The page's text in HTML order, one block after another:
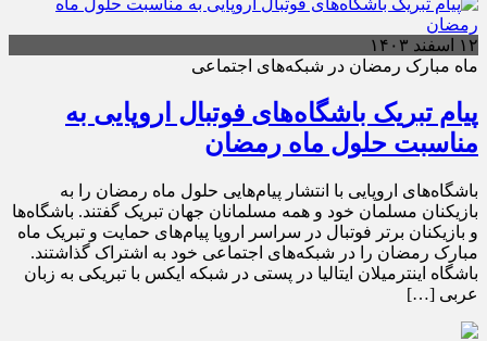
۱۲ اسفند ۱۴۰۳
ماه مبارک رمضان در شبکه‌های اجتماعی
پیام تبریک باشگاه‌های فوتبال اروپایی به
مناسبت حلول ماه رمضان
باشگاه‌های اروپایی با انتشار پیام‌هایی حلول ماه رمضان را به
بازیکنان مسلمان خود و همه مسلمانان جهان تبریک گفتند. باشگاه‌ها
و بازیکنان برتر فوتبال در سراسر اروپا پیام‌های حمایت و تبریک ماه
مبارک رمضان را در شبکه‌های اجتماعی خود به اشتراک گذاشتند.
باشگاه اینترمیلان ایتالیا در پستی در شبکه ایکس با تبریکی به زبان
عربی […]